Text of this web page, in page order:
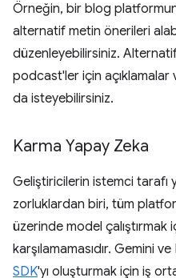
Örneğin, bir blog
alternatif metin önerileri
düzenleyebilirsiniz.
podcast'ler için açıklamalar
da isteyebilirsiniz.
Karma Yapay Zeka
Geliştiricilerin istemci tarafı
zorluklardan biri, tüm
üzerinde model çalıştırmak
karşılamamasıdır. Gemini
SDK'yı oluşturmak için iş